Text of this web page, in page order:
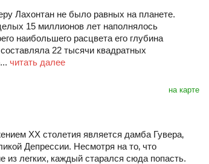
Лахонтан не было равных на планете.
15 миллионов лет наполнялось
наибольшего расцвета его глубина
22 тысячи квадратных
читать далее
на карте
ХХ столетия является дамба Гувера‚
Депрессии. Несмотря на то‚ что
легких‚ каждый старался сюда попасть.